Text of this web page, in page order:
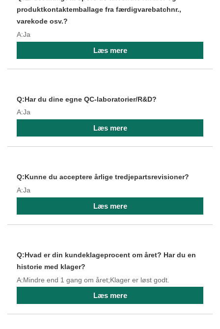
produktkontaktemballage fra færdigvarebatchnr.,
varekode osv.?
A:Ja
Læs mere
Q:Har du dine egne QC-laboratorier/R&D?
A:Ja
Læs mere
Q:Kunne du acceptere årlige tredjepartsrevisioner?
A:Ja
Læs mere
Q:Hvad er din kundeklageprocent om året? Har du en
historie med klager?
A:Mindre end 1 gang om året;Klager er løst godt.
Læs mere